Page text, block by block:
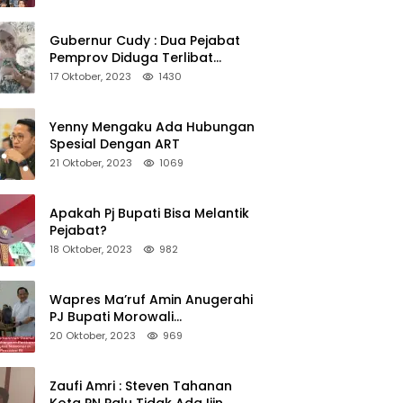
Gubernur Cudy : Dua Pejabat
Pemprov Diduga Terlibat
Asmara Terlarang Sudah di
17 Oktober, 2023 1430
Yenny Mengaku Ada Hubungan
Spesial Dengan ART
21 Oktober, 2023 1069
Apakah Pj Bupati Bisa Melantik
Pejabat?
18 Oktober, 2023 982
Wapres Ma’ruf Amin Anugerahi
PJ Bupati Morowali
Penghargaan Paritrana Award
20 Oktober, 2023 969
Zaufi Amri : Steven Tahanan